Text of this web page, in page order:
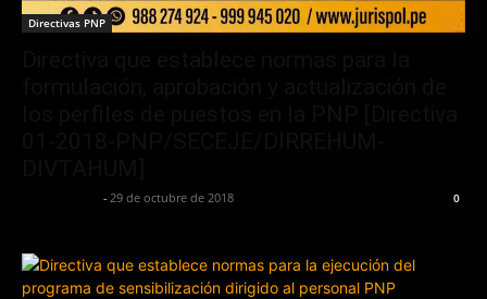
Directivas PNP
- 29 de octubre de 2018 0